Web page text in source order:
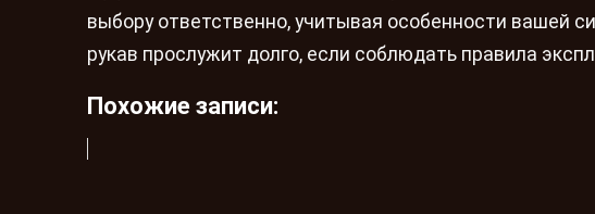
выбору ответственно, учитывая особенности вашей
рукав прослужит долго, если соблюдать правила
Похожие записи: